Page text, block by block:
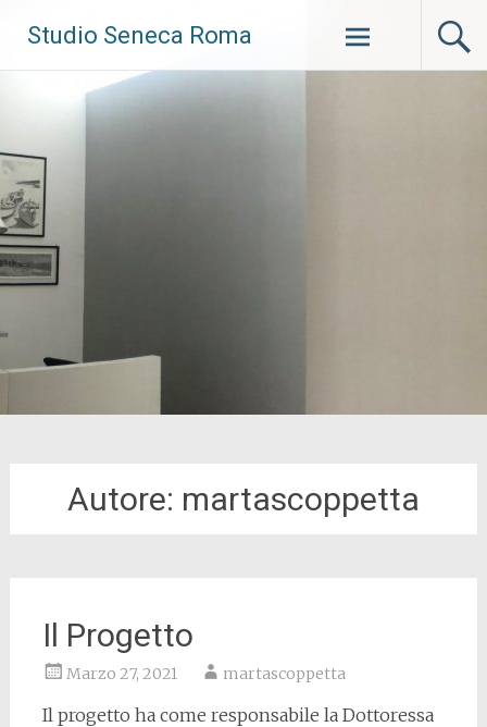
contenuto
Studio Seneca Roma
Autore: martascoppetta
Il Progetto
Marzo 27, 2021 martascoppetta
Il progetto ha come responsabile la Dottoressa